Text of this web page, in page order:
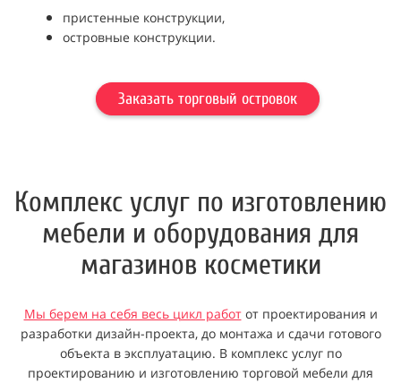
пристенные конструкции,
островные конструкции.
Заказать торговый островок
Комплекс услуг по изготовлению
мебели и оборудования для
магазинов косметики
Мы берем на себя весь цикл работ от проектирования и
разработки дизайн-проекта, до монтажа и сдачи готового
объекта в эксплуатацию. В комплекс услуг по
проектированию и изготовлению торговой мебели для